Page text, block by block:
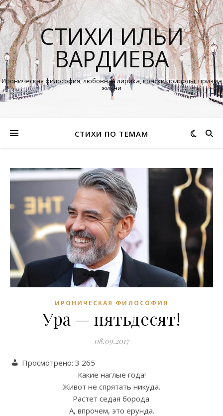
СТИХИ ИЛЬИ
ВАРДИЕВА
Ироническая философия, любовная лирика, краски природы, призма
жизни
СТИХИ ПО ТЕМАМ
ИРОНИЧЕСКАЯ ФИЛОСОФИЯ
Ура — пятьдесят!
08.09.2017
Просмотрено: 3 265
Какие наглые года!
Живот не спрятать никуда.
Растет седая борода.
А, впрочем, это ерунда.